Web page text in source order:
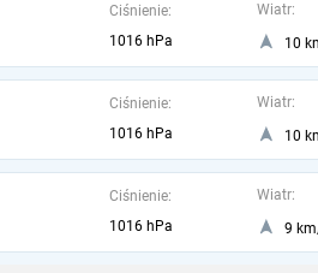
Ciśnienie:
1016 hPa
Wiatr:
10
Ciśnienie:
1016 hPa
Wiatr:
10
Ciśnienie:
1016 hPa
Wiatr:
9